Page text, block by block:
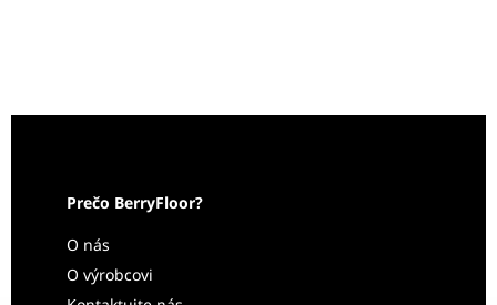
Prečo BerryFloor?
O nás
O výrobcovi